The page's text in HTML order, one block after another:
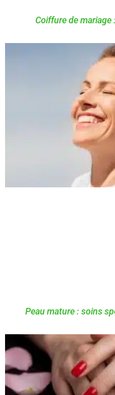
Coiffure de mariage
Peau mature : soins